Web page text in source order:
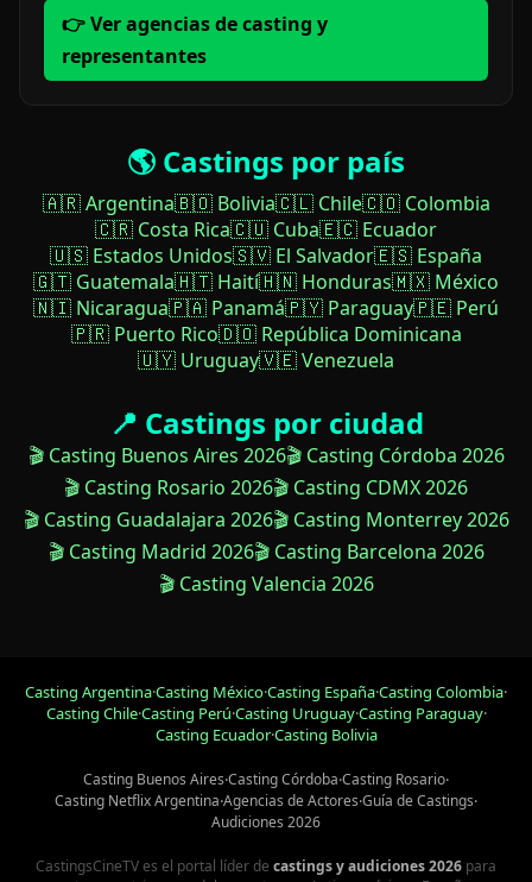
👉 Ver agencias de casting y
representantes
🌎 Castings por país
🇦🇷 Argentina🇧🇴 Bolivia🇨🇱 Chile🇨🇴 Colombia
🇨🇷 Costa Rica🇨🇺 Cuba🇪🇨 Ecuador
🇺🇸 Estados Unidos🇸🇻 El Salvador🇪🇸 España
🇬🇹 Guatemala🇭🇹 Haití🇭🇳 Honduras🇲🇽 México
🇳🇮 Nicaragua🇵🇦 Panamá🇵🇾 Paraguay🇵🇪 Perú
🇵🇷 Puerto Rico🇩🇴 República Dominicana
🇺🇾 Uruguay🇻🇪 Venezuela
📍 Castings por ciudad
🎬 Casting Buenos Aires 2026🎬 Casting Córdoba 2026
🎬 Casting Rosario 2026🎬 Casting CDMX 2026
🎬 Casting Guadalajara 2026🎬 Casting Monterrey 2026
🎬 Casting Madrid 2026🎬 Casting Barcelona 2026
🎬 Casting Valencia 2026
Casting Argentina·Casting México·Casting España·Casting Colombia·
Casting Chile·Casting Perú·Casting Uruguay·Casting Paraguay·
Casting Ecuador·Casting Bolivia
Casting Buenos Aires·Casting Córdoba·Casting Rosario·
Casting Netflix Argentina·Agencias de Actores·Guía de Castings·
Audiciones 2026
CastingsCineTV es el portal líder de castings y audiciones 2026 para